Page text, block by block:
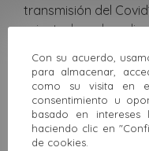
transmisión del
orientadas a la
-Vulnerabilidad de
frente a riesgos
movimientos del
Integral y
catástrofe
Con su acuerdo,
para almacenar,
como su visita en
consentimiento u
basado en intereses
haciendo clic en
de cookies.